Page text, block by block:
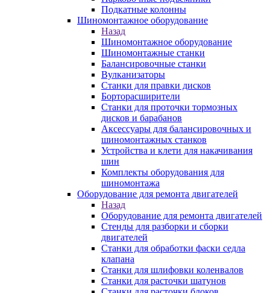
Подкатные колонны
Шиномонтажное оборудование
Назад
Шиномонтажное оборудование
Шиномонтажные станки
Балансировочные станки
Вулканизаторы
Станки для правки дисков
Борторасширители
Станки для проточки тормозных
дисков и барабанов
Аксессуары для балансировочных и
шиномонтажных станков
Устройства и клети для накачивания
шин
Комплекты оборудования для
шиномонтажа
Оборудование для ремонта двигателей
Назад
Оборудование для ремонта двигателей
Стенды для разборки и сборки
двигателей
Станки для обработки фаски седла
клапана
Станки для шлифовки коленвалов
Станки для расточки шатунов